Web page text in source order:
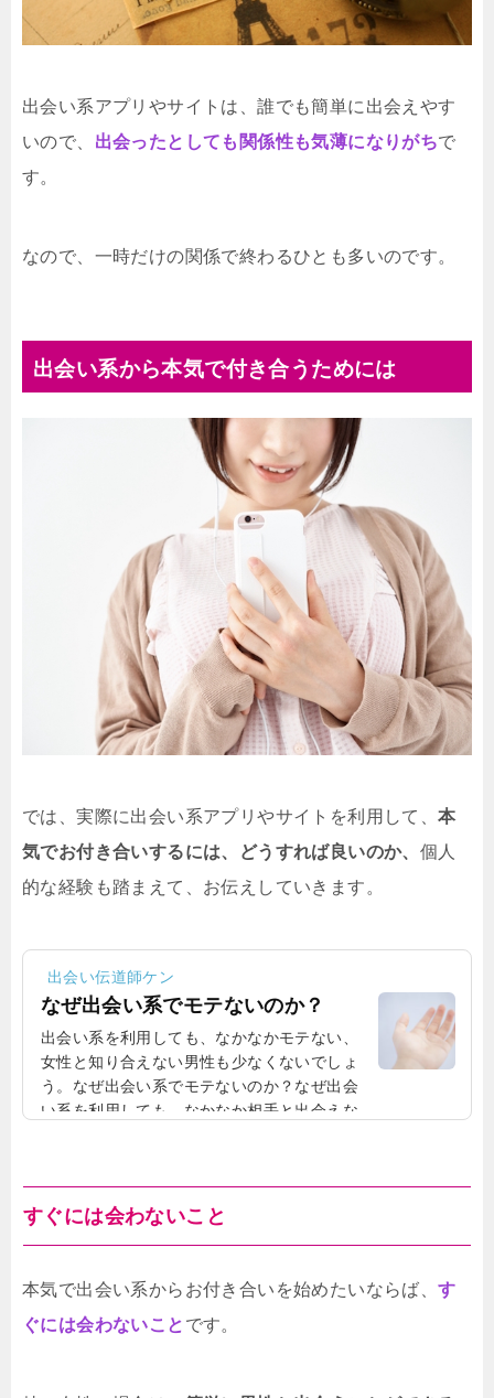
出会い系アプリやサイトは、誰でも簡単に出会えやす
いので、 出会ったとしても関係性も気薄になりがちで
す。
なので、一時だけの関係で終わるひとも多いのです。
出会い系から本気で付き合うためには
では、実際に出会い系アプリやサイトを利用して、本
気でお付き合いするには、どうすれば良いのか、 個人
的な経験も踏まえて、お伝えしていきます。
出会い伝道師ケン
なぜ出会い系でモテないのか？
出会い系を利用しても、なかなかモテない、
女性と知り合えない男性も少なくないでしょ
う。なぜ出会い系でモテないのか？なぜ出会
い系を利用しても、なかなか相手と出会えな
が原因？例えば、出会い系を利用していて
も、消極的だとなかなか出会えないことがあ
ります。出会い系を利用している男性は、積
も少なくありません。そういう積極的な男性
が、女性と出会えたりします。特に女性は待
ちの姿勢が少なくな...
すぐには会わないこと
本気で出会い系からお付き合いを始めたいならば、す
ぐには会わないこと です。